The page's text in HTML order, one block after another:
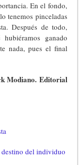
En el fondo,
tenemos pinceladas
Después de todo,
ganado
nada, pues el final
Modiano. Editorial
del individuo